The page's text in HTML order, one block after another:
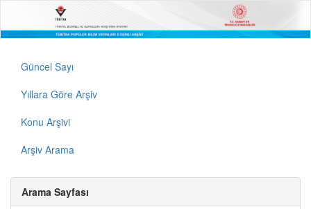
Güncel Sayı
Yıllara Göre Arşiv
Konu Arşivi
Arşiv Arama
Arama Sayfası